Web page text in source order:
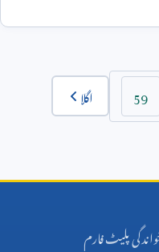
59 اگلا
پلیٹ فارم